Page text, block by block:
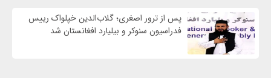
پس از ترور اصغری؛ گلاب‌الدین خپلواک رییس
فدراسیون سنوکر و بیلیارد افغانستان شد